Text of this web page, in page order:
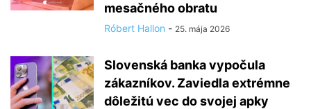
mesačného obratu
Róbert Hallon - 25. mája 2026
Slovenská banka vypočula
zákazníkov. Zaviedla extrémne
dôležitú vec do svojej apky